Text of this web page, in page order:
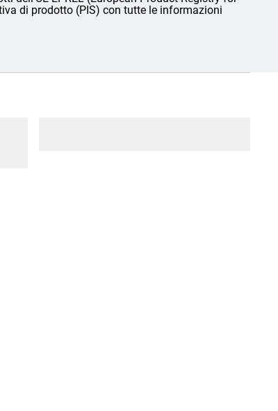
di prodotto (PIS) con tutte le informazioni